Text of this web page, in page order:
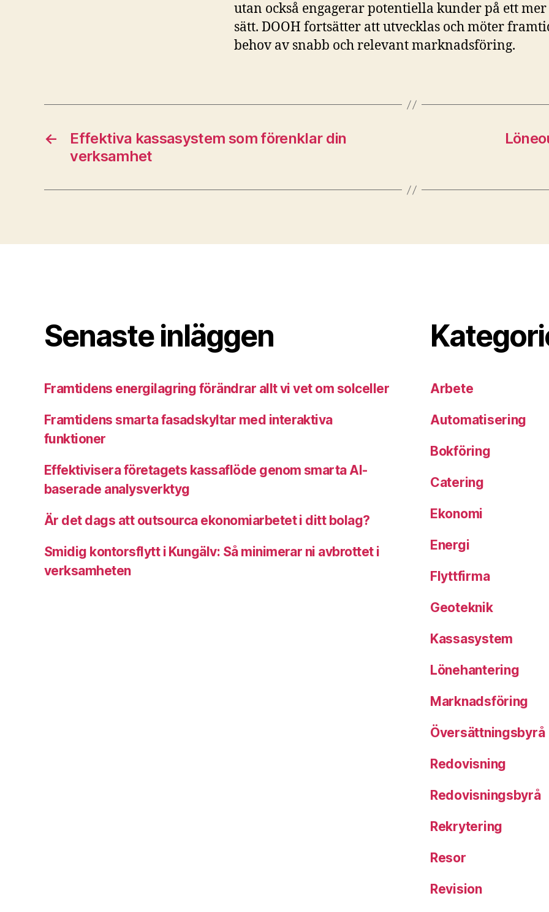
utan också engagerar potentiella kunder på ett
sätt. DOOH fortsätter att utvecklas och möter
behov av snabb och relevant marknadsföring.
←
Effektiva kassasystem som förenklar din
verksamhet
Senaste inläggen
Framtidens energilagring förändrar allt vi vet om solceller
Framtidens smarta fasadskyltar med interaktiva
funktioner
Effektivisera företagets kassaflöde genom smarta AI-
baserade analysverktyg
Är det dags att outsourca ekonomiarbetet i ditt bolag?
Smidig kontorsflytt i Kungälv: Så minimerar ni avbrottet i
verksamheten
Arbete
Automatisering
Bokföring
Catering
Ekonomi
Energi
Flyttfirma
Geoteknik
Kassasystem
Lönehantering
Marknadsföring
Översättningsbyrå
Redovisning
Redovisningsbyrå
Rekrytering
Resor
Revision